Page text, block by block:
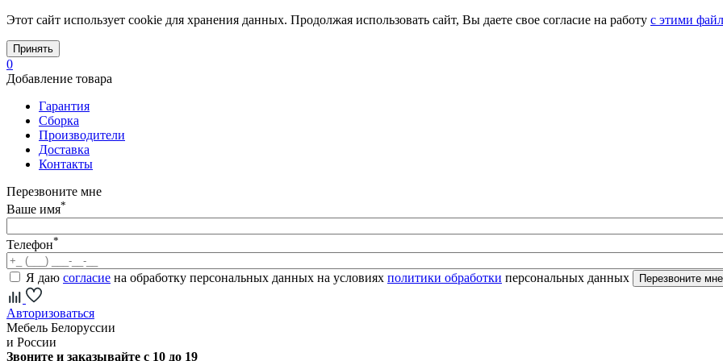
Этот сайт использует cookie для хранения данных. Продолжая использовать сайт, Вы даете свое согласие на работу с этими
Принять
0
Добавление товара
Гарантия
Сборка
Производители
Доставка
Контакты
Перезвоните мне
Ваше имя*
Телефон*
Я даю согласие на обработку персональных данных на условиях политики обработки персональных данных
Авторизоваться
Мебель Белоруссии
и России
Звоните и заказывайте с 10 до 19